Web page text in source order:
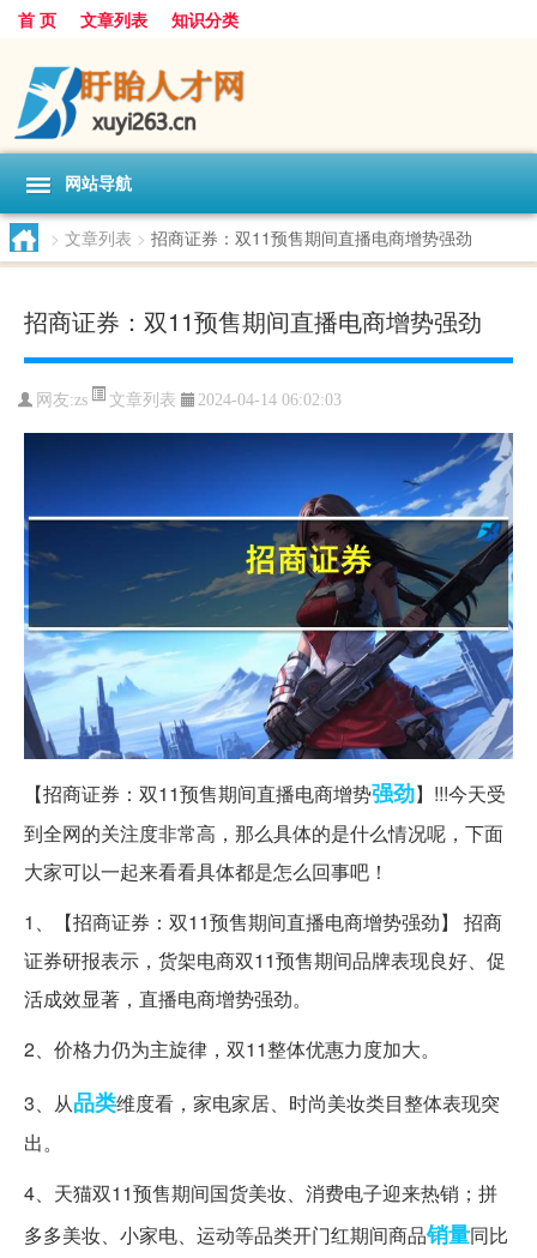
首 页 文章列表 知识分类
网站导航
> 文章列表 > 招商证券：双11预售期间直播电商增势强劲
招商证券：双11预售期间直播电商增势强劲
网友:zs 文章列表 2024-04-14 06:02:03
【招商证券：双11预售期间直播电商增势强劲】!!!今天受
到全网的关注度非常高，那么具体的是什么情况呢，下面
大家可以一起来看看具体都是怎么回事吧！
1、【招商证券：双11预售期间直播电商增势强劲】 招商
证券研报表示，货架电商双11预售期间品牌表现良好、促
活成效显著，直播电商增势强劲。
2、价格力仍为主旋律，双11整体优惠力度加大。
3、从品类维度看，家电家居、时尚美妆类目整体表现突
出。
4、天猫双11预售期间国货美妆、消费电子迎来热销；拼
多多美妆、小家电、运动等品类开门红期间商品销量同比